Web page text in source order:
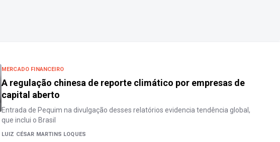
MERCADO FINANCEIRO
A regulação chinesa de reporte climático por empresas de
capital aberto
Entrada de Pequim na divulgação desses relatórios evidencia tendência global,
que inclui o Brasil
LUIZ CÉSAR MARTINS LOQUES